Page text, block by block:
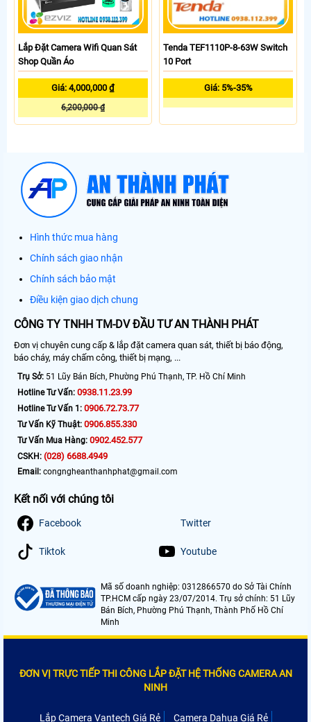
Lắp Đặt Camera Wifi Quan Sát
Shop Quần Áo
Giá: 4,000,000 ₫
6,200,000 ₫
Tenda TEF1110P-8-63W Switch
10 Port
Giá: 5%-35%
Hình thức mua hàng
Chính sách giao nhận
Chính sách bảo mật
Điều kiện giao dịch chung
CÔNG TY TNHH TM-DV ĐẦU TƯ AN THÀNH PHÁT
Đơn vị chuyên cung cấp & lắp đặt camera quan sát, thiết bị báo động,
báo cháy, máy chấm công, thiết bị mạng, ...
Trụ Sở: 51 Lũy Bán Bích, Phường Phú Thạnh, TP. Hồ Chí Minh
Hotline Tư Vấn: 0938.11.23.99
Hotline Tư Vấn 1: 0906.72.73.77
Tư Vấn Kỹ Thuật: 0906.855.330
Tư Vấn Mua Hàng: 0902.452.577
CSKH: (028) 6688.4949
Email: congngheanthanhphat@gmail.com
Kết nối với chúng tôi
Facebook Twitter
Tiktok Youtube
Mã số doanh nghiệp: 0312866570 do Sở Tài Chính
TP.HCM cấp ngày 23/07/2014. Trụ sở chính: 51 Lũy
Bán Bích, Phường Phú Thạnh, Thành Phố Hồ Chí
Minh
ĐƠN VỊ TRỰC TIẾP THI CÔNG LẮP ĐẶT HỆ THỐNG CAMERA AN
NINH
Lắp Camera Vantech Giá Rẻ Camera Dahua Giá Rẻ